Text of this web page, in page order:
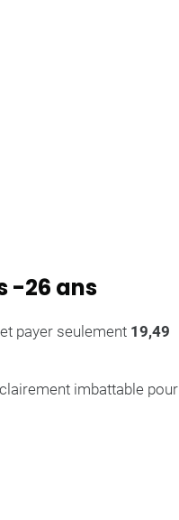
-26 ans
payer seulement 19,49
imbattable pour